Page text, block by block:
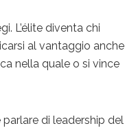
L’élite diventa chi
al vantaggio anche
nella quale o si vince
di leadership del